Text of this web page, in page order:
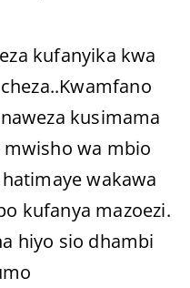
kufanyika kwa
kusimama
wa mbio
wakawa
kufanya mazoezi.
hiyo sio dhambi